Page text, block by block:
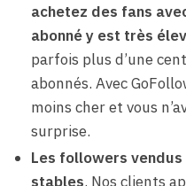
achetez des fans
abonné y est très
parfois plus d’une
abonnés. Avec
moins cher et vous
surprise.
Les followers
stables. Nos clients